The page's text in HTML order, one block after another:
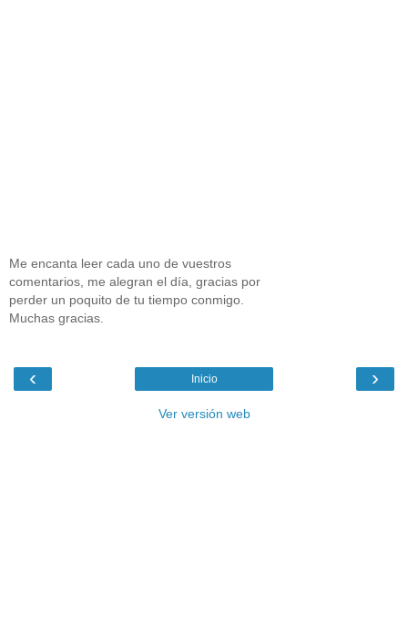
Me encanta leer cada uno de vuestros
comentarios, me alegran el día, gracias por
perder un poquito de tu tiempo conmigo.
Muchas gracias.
‹ ›
Inicio
Ver versión web